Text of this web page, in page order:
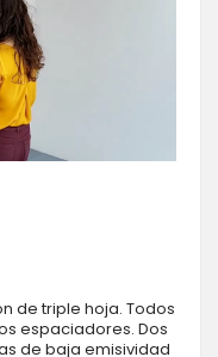
de triple hoja. Todos
espaciadores. Dos
de baja emisividad